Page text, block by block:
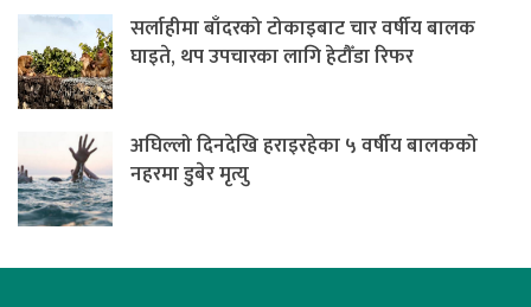
सर्लाहीमा बाँदरको टोकाइबाट चार वर्षीय बालक
घाइते, थप उपचारका लागि हेटौँडा रिफर
अघिल्लो दिनदेखि हराइरहेका ५ वर्षीय बालकको
नहरमा डुबेर मृत्यु